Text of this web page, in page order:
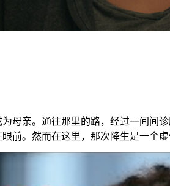
母亲。通往那里的路，经过一间间
前。然而在这里，那次降生是一个